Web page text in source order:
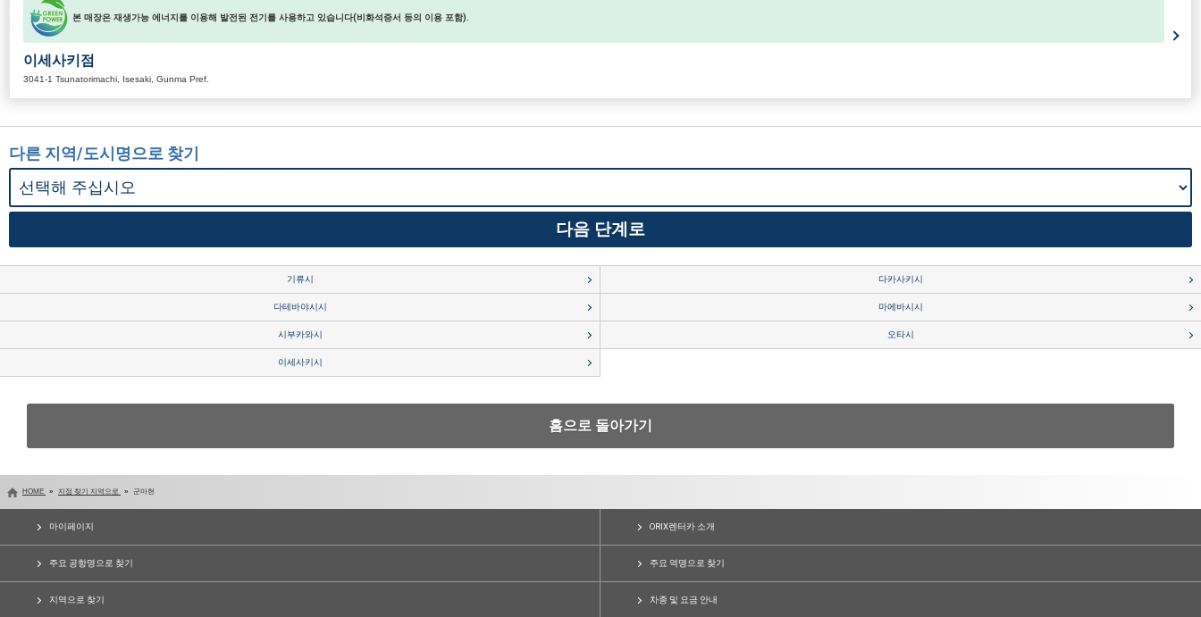
본 매장은 재생가능 에너지를 이용해 발전된 전기를 사용하고 있습니다(비화석증서 등의 이용 포함).
이세사키점
3041-1 Tsunatorimachi, Isesaki, Gunma Pref.
다른 지역/도시명으로 찾기
기류시 다카사키시
다테바야시시 마에바시시
시부카와시 오타시
이세사키시
홈으로 돌아가기
HOME 지점 찾기 지역으로 군마현
마이페이지 ORIX렌터카 소개
주요 공항명으로 찾기 주요 역명으로 찾기
지역으로 찾기 차종 및 요금 안내